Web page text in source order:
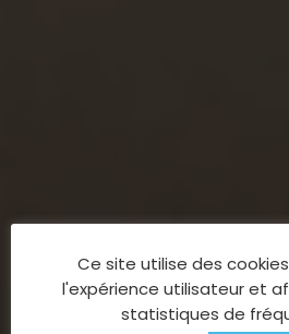
Ce site utilise des
l'expérience utilisateur et
statistiques de